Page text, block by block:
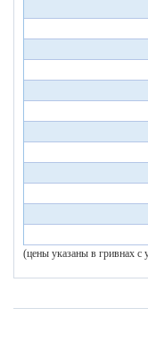
(цены указаны в гривнах